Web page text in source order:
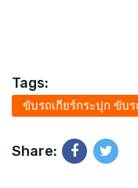
Tags:
ขับรถเกียร์กระปุก ขับ
Share: